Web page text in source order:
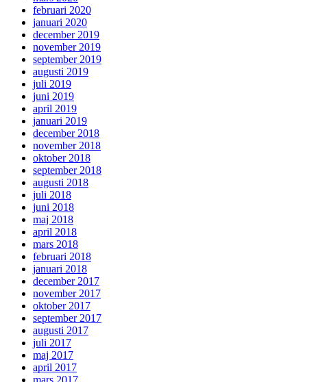
februari 2020
januari 2020
december 2019
november 2019
september 2019
augusti 2019
juli 2019
juni 2019
april 2019
januari 2019
december 2018
november 2018
oktober 2018
september 2018
augusti 2018
juli 2018
juni 2018
maj 2018
april 2018
mars 2018
februari 2018
januari 2018
december 2017
november 2017
oktober 2017
september 2017
augusti 2017
juli 2017
maj 2017
april 2017
mars 2017